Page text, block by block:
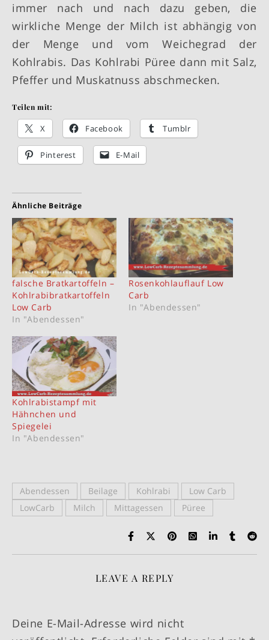
immer nach und nach dazu geben, die
wirkliche Menge der Milch ist abhängig von
der Menge und vom Weichegrad der
Kohlrabis. Das Kohlrabi Püree dann mit Salz,
Pfeffer und Muskatnuss abschmecken.
Teilen mit:
X Facebook Tumblr
Pinterest E-Mail
Ähnliche Beiträge
falsche Bratkartoffeln –
Kohlrabibratkartoffeln
Low Carb
In "Abendessen"
Rosenkohlauflauf Low
Carb
In "Abendessen"
Kohlrabistampf mit
Hähnchen und
Spiegelei
In "Abendessen"
Abendessen Beilage Kohlrabi
Low Carb
LowCarb
Milch Mittagessen Püree
LEAVE A REPLY
Deine E-Mail-Adresse wird nicht